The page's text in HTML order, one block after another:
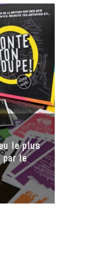
le plus
par le